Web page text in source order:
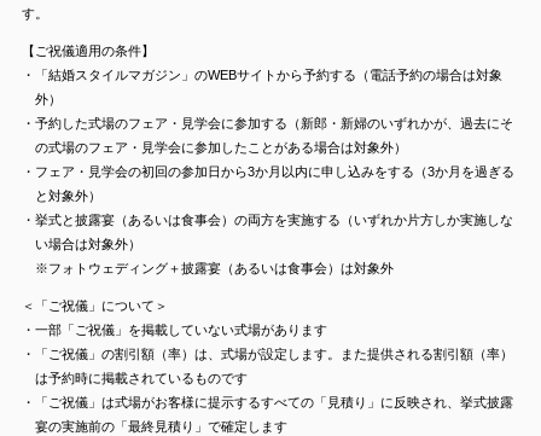
す。
【ご祝儀適用の条件】
・「結婚スタイルマガジン」のWEBサイトから予約する（電話予約の場合は対象
外）
・予約した式場のフェア・見学会に参加する（新郎・新婦のいずれかが、過去にそ
の式場のフェア・見学会に参加したことがある場合は対象外）
・フェア・見学会の初回の参加日から3か月以内に申し込みをする（3か月を過ぎる
と対象外）
・挙式と披露宴（あるいは食事会）の両方を実施する（いずれか片方しか実施しな
い場合は対象外）
※フォトウェディング＋披露宴（あるいは食事会）は対象外
＜「ご祝儀」について＞
・一部「ご祝儀」を掲載していない式場があります
・「ご祝儀」の割引額（率）は、式場が設定します。また提供される割引額（率）
は予約時に掲載されているものです
・「ご祝儀」は式場がお客様に提示するすべての「見積り」に反映され、挙式披露
宴の実施前の「最終見積り」で確定します